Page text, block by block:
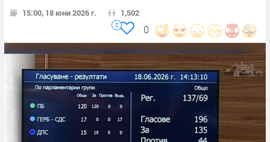
15:00, 18 юни 2026 г. 1,502
0
0